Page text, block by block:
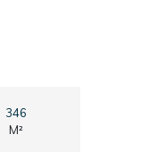
346
M²